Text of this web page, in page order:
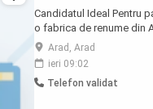
Candidatul Ideal Pentru
o fabrica de renume din
Operatori Masini
implicați, care să pună
seriozitate, calitate,
dezvoltare profesională.
Arad, Arad
ieri 09:02
Telefon validat